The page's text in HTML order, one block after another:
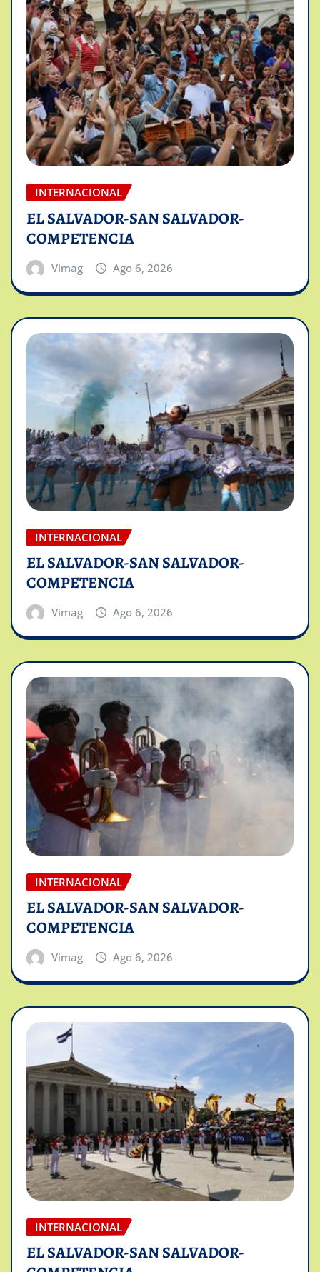
INTERNACIONAL
EL SALVADOR-SAN SALVADOR-
COMPETENCIA
Vimag Ago 6, 2026
INTERNACIONAL
EL SALVADOR-SAN SALVADOR-
COMPETENCIA
Vimag Ago 6, 2026
INTERNACIONAL
EL SALVADOR-SAN SALVADOR-
COMPETENCIA
Vimag Ago 6, 2026
INTERNACIONAL
EL SALVADOR-SAN SALVADOR-